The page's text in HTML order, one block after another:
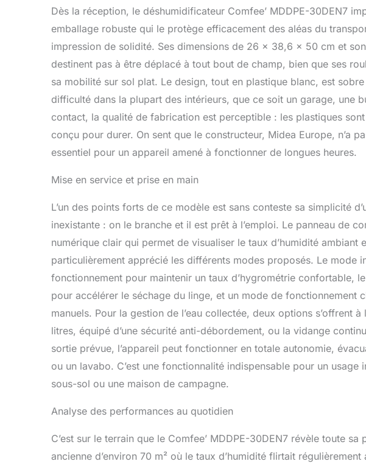
indicateur de niveau d'eau, qui
réservoir est plein, évitant les
VETEMENTS: le mode séchage
vêtements plus rapidement à
les meubles contre les risques de
En plus d'être équipé d'un
drainage est inclus de ce kit, vous
vous-même CONSOMMATION
réfrégérant naturel R290 et un
consommation électrique est de
Dès la réception, le déshumidificateur Comfee’ MDDPE-30DEN7
emballage robuste qui le protège efficacement des aléas du
impression de solidité. Ses dimensions de 26 x 38,6 x 50 cm et
destinent pas à être déplacé à tout bout de champ, bien que ses
sa mobilité sur sol plat. Le design, tout en plastique blanc, est
difficulté dans la plupart des intérieurs, que ce soit un garage, une
contact, la qualité de fabrication est perceptible : les plastiques sont
conçu pour durer. On sent que le constructeur, Midea Europe, n’a
essentiel pour un appareil amené à fonctionner de longues heures.
Mise en service et prise en main
L’un des points forts de ce modèle est sans conteste sa simplicité
inexistante : on le branche et il est prêt à l’emploi. Le panneau de
numérique clair qui permet de visualiser le taux d’humidité ambiant
particulièrement apprécié les différents modes proposés. Le mode
fonctionnement pour maintenir un taux d’hygrométrie confortable,
pour accélérer le séchage du linge, et un mode de fonctionnement
manuels. Pour la gestion de l’eau collectée, deux options s’offrent
litres, équipé d’une sécurité anti-débordement, ou la vidange
sortie prévue, l’appareil peut fonctionner en totale autonomie,
ou un lavabo. C’est une fonctionnalité indispensable pour un usage
sous-sol ou une maison de campagne.
Analyse des performances au quotidien
C’est sur le terrain que le Comfee’ MDDPE-30DEN7 révèle toute sa
ancienne d’environ 70 m² où le taux d’humidité flirtait